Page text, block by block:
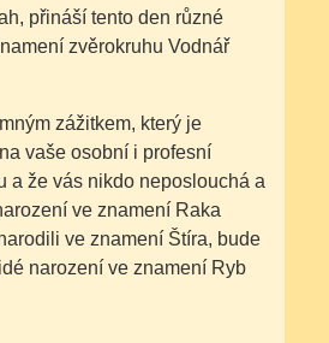
přináší tento den různé
zvěrokruhu Vodnář
zážitkem, který je
vaše osobní i profesní
a že vás nikdo neposlouchá a
ve znamení Raka
ve znamení Štíra, bude
narození ve znamení Ryb